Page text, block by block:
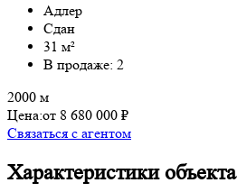
Адлер
Сдан
31 м²
В продаже: 2
2000 м
Цена:от 8 680 000 ₽
Связаться с агентом
Характеристики объекта